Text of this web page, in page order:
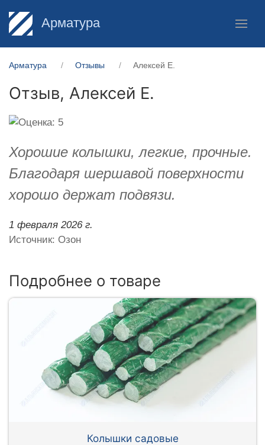
Арматура
Арматура Отзывы Алексей Е.
Отзыв, Алексей Е.
Хорошие колышки, легкие, прочные.
Благодаря шершавой поверхности
хорошо держат подвязи.
1 февраля 2026 г.
Источник: Озон
Подробнее о товаре
Колышки садовые